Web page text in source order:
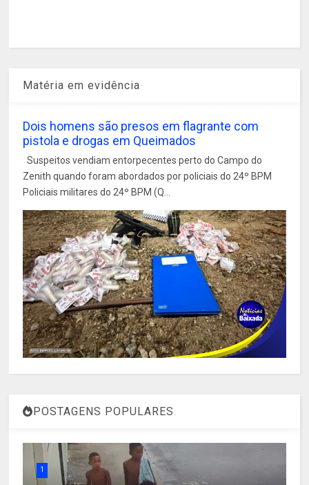
Matéria em evidência
Dois homens são presos em flagrante com
pistola e drogas em Queimados
Suspeitos vendiam entorpecentes perto do Campo do
Zenith quando foram abordados por policiais do 24º BPM
Policiais militares do 24º BPM (Q...
POSTAGENS POPULARES
1